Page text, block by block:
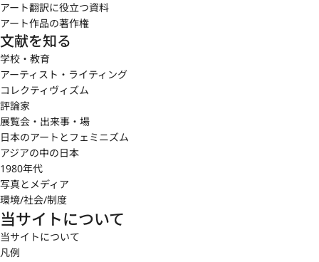
アート翻訳に役立つ資料
アート作品の著作権
文献を知る
学校・教育
アーティスト・ライティング
コレクティヴィズム
評論家
展覧会・出来事・場
日本のアートとフェミニズム
アジアの中の日本
1980年代
写真とメディア
環境/社会/制度
当サイトについて
当サイトについて
凡例